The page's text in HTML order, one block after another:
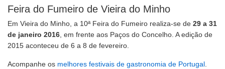
Feira do Fumeiro de Vieira do Minho
Em Vieira do Minho, a 10ª Feira do Fumeiro realiza-se de 29 a 31
de janeiro 2016 , em frente aos Paços do Concelho. A edição de
2015 aconteceu de 6 a 8 de fevereiro.
Acompanhe os melhores festivais de gastronomia de Portugal